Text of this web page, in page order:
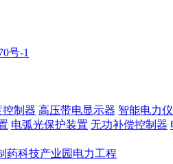
号-1
制器 高压带电显示器 智能电力
电弧光保护装置 无功补偿控制器
药科技产业园电力工程